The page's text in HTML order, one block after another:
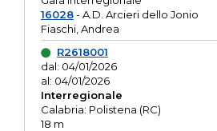
16028- A.D. Arcieri dello Jonio
Fiaschi, Andrea
R2618001
dal: 04/01/2026
al: 04/01/2026
Interregionale
Calabria: Polistena (RC)
18 m